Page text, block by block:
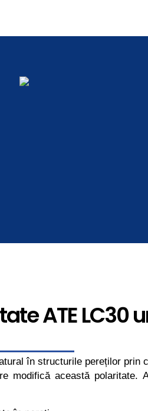
ATE LC30
în structurile pereților prin
modifică această